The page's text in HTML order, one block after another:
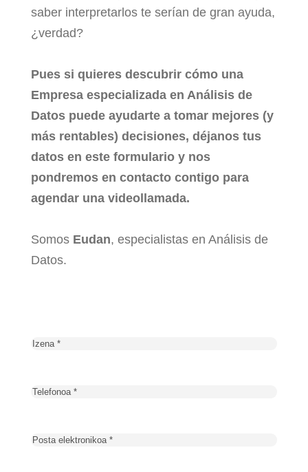
saber interpretarlos te serían de gran ayuda,
¿verdad?
Pues si quieres descubrir cómo una
Empresa especializada en Análisis de
Datos puede ayudarte a tomar mejores (y
más rentables) decisiones, déjanos tus
datos en este formulario y nos
pondremos en contacto contigo para
agendar una videollamada.
Somos Eudan, especialistas en Análisis de
Datos.